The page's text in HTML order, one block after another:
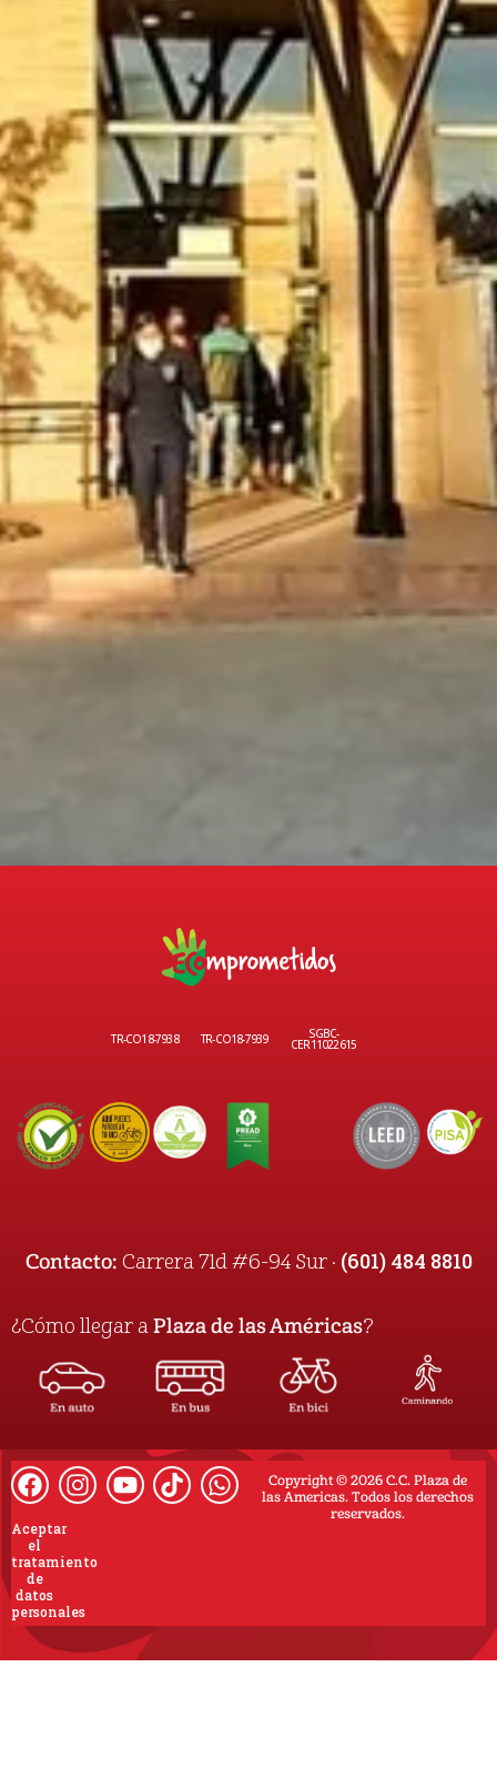
TR-CO18-7938 TR-CO18-7939 SGBC-
CER11022615
Contacto: Carrera 71d #6-94 Sur · (601) 484 8810
¿Cómo llegar a Plaza de las Américas?
Copyright © 2026 C.C. Plaza de
las Americas. Todos los derechos
reservados.
Aceptar
el
tratamiento
de
datos
personales